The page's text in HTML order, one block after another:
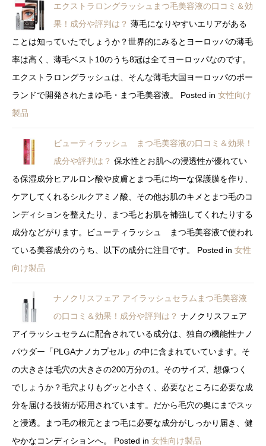
エクストラロングラッシュまつ毛美容液の口コミ＆効
果！成分や評判は？ 薄毛になりやすいエリアがある
ことは知っていたでしょうか？世界的にみるとヨーロッパの薄毛
率は高く、薄毛ベスト10のうち8冠は全てヨーロッパなのです。
エクストラロングラッシュは、そんな薄毛大国ヨーロッパのポー
ランドで開発されたまゆ毛・まつ毛美容液。
Posted in 女性向け
製品
ビューティラッシュ まつ毛美容液の口コミ＆効果！
成分や評判は？ 保水性とお肌への浸透性が優れてい
る保湿成分ヒアルロン酸や皮膚とまつ毛に均一な保護膜を作り、
ケアしてくれるシルクアミノ酸、その他お肌のキメとまつ毛のコ
ンディションを整えたり、まつ毛とお肌を補強してくれたりする
成分などがります。ビューティラッシュ まつ毛美容液で使われ
ている美容成分のうち、以下の成分に注目です。
Posted in 女性
向け製品
ナノクリスフェア アイラッシュセラムまつ毛美容液
の口コミ＆効果！成分や評判は？ ナノクリスフェア
アイラッシュセラムに配合されている成分は、独自の機能性ナノ
パウダー「PLGAナノカプセル」の中に含まれていています。そ
の大きさは毛穴の大きさの200万分の1。そのサイズ、想像つく
でしょうか？毛穴よりもグッと小さく、必要なところに必要な成
分を届ける技術が応用されています。だから毛穴の奥にまでスッ
と浸透。まつ毛の根元とまつ毛に必要な成分がしっかり届き、健
やかなコンディションへ。 Posted in 女性向け製品